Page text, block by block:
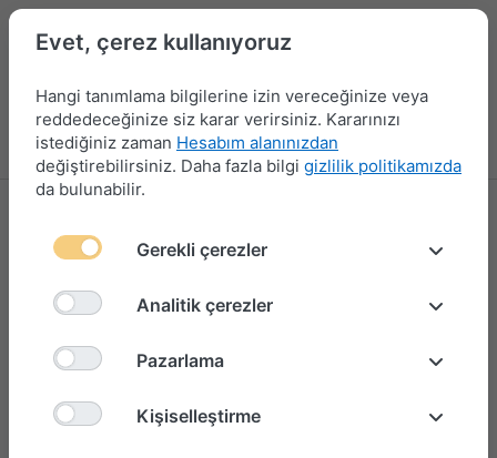
Menü Giriş yap Karşılaştırma Favori Listesi
Evet, çerez kullanıyoruz
Hangi tanımlama bilgilerine izin vereceğinize veya
reddedeceğinize siz karar verirsiniz. Kararınızı
istediğiniz zaman Hesabım alanınızdan
değiştirebilirsiniz. Daha fazla bilgi gizlilik politikamızda
da bulunabilir.
Gerekli çerezler
Analitik çerezler
Pazarlama
Kişiselleştirme